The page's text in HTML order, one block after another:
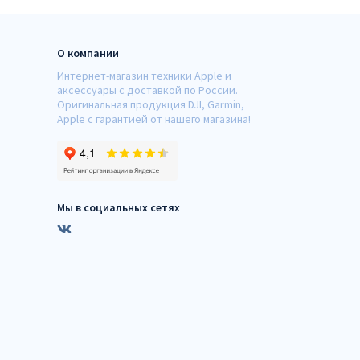
О компании
Интернет-магазин техники Apple и
аксессуары с доставкой по России.
Оригинальная продукция DJI, Garmin,
Apple с гарантией от нашего магазина!
Мы в социальных сетях